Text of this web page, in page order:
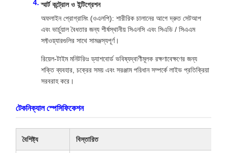
স্মার্ট কন্ট্রোল ও ইন্টিগ্রেশন
অফলাইন প্রোগ্রামিং (ওএলপি): শারীরিক চালানের আগে দ্রুত সেটআপ
এবং ভার্চুয়াল বৈধতার জন্য শীর্ষস্থানীয় সিএনসি এবং সিএডি / সিএএম
সফ্টওয়্যারগুলির সাথে সামঞ্জস্যপূর্ণ।
রিয়েল-টাইম মনিটরিংঃ ড্যাশবোর্ড ভবিষ্যদ্বাণীমূলক রক্ষণাবেক্ষণের জন্য
শক্তি ব্যবহার, চক্রের সময় এবং সরঞ্জাম পরিধান সম্পর্কে লাইভ প্রতিক্রিয়া
সরবরাহ করে।
টেকনিক্যাল স্পেসিফিকেশন
বৈশিষ্ট্য বিস্তারিত